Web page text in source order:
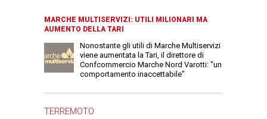
MARCHE MULTISERVIZI: UTILI MILIONARI MA
AUMENTO DELLA TARI
Nonostante gli utili di Marche Multiservizi
viene aumentata la Tari, il direttore di
Confcommercio Marche Nord Varotti: "un
comportamento inaccettabile"
TERREMOTO